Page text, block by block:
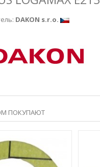
DAKON s.r.o.
ПОКУПАЮТ